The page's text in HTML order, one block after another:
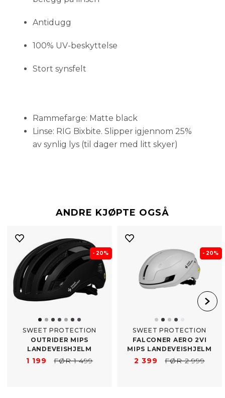
Antidugg
100% UV-beskyttelse
Stort synsfelt
Rammefarge: Matte black
Linse: RIG Bixbite. Slipper igjennom 25%
av synlig lys (til dager med litt skyer)
ANDRE KJØPTE OGSÅ
- 20%
SWEET PROTECTION
OUTRIDER MIPS
LANDEVEISHJELM
1 199 FØR 1 499
- 20%
SWEET PROTECTION
FALCONER AERO 2VI
MIPS LANDEVEISHJELM
2 399 FØR 2 999